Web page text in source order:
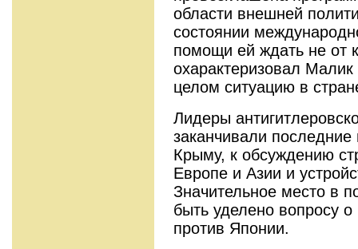
области внешней
состоянии
помощи ей ждать не от
охарактеризовал
целом ситуацию в
Лидеры
заканчивали последние
Крыму, к обсуждению
Европе и Азии и
Значительное место в
быть уделено вопросу
против Японии.